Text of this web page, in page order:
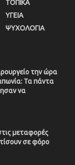
ΤΟΠΙΚΑ
ΥΓΕΙΑ
ΨΥΧΟΛΟΓΙΑ
την ώρα
Τα πάντα
να
μεταφορές
σε φόρο